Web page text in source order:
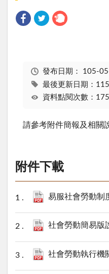
發布日期： 105-
最後更新日期：
資料點閱次數：
請參考附件簡報及相關
附件下載
易服社會勞動制
社會勞動簡易版
社會勞動執行機